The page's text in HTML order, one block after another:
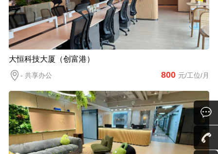
大恒科技大厦（创富港）
- 共享办公 800 元/工位/月